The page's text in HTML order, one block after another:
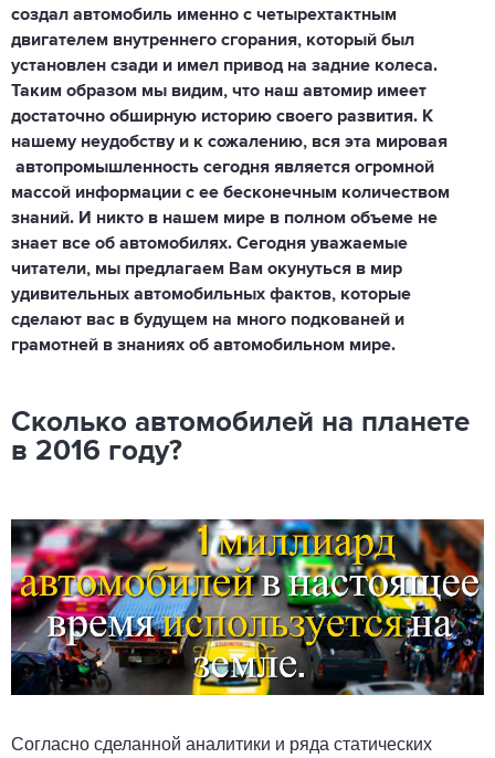
создал автомобиль именно с четырехтактным
двигателем внутреннего сгорания, который был
установлен сзади и имел привод на задние колеса.
Таким образом мы видим, что наш автомир имеет
достаточно обширную историю своего развития. К
нашему неудобству и к сожалению, вся эта мировая
автопромышленность сегодня является огромной
массой информации с ее бесконечным количеством
знаний. И никто в нашем мире в полном объеме не
знает все об автомобилях. Сегодня уважаемые
читатели, мы предлагаем Вам окунуться в мир
удивительных автомобильных фактов, которые
сделают вас в будущем на много подкованей и
грамотней в знаниях об автомобильном мире.
Сколько автомобилей на планете
в 2016 году?
Согласно сделанной аналитики и ряда статических